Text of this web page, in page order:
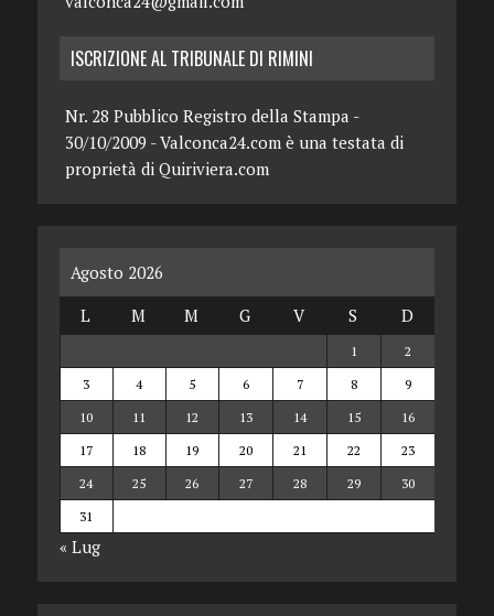
ISCRIZIONE AL TRIBUNALE DI RIMINI
Nr. 28 Pubblico Registro della Stampa -
30/10/2009 - Valconca24.com è una testata di
proprietà di Quiriviera.com
Agosto 2026
L
M M G V S D
1
2
3
4 5 6 7 8
9
10
11 12 13 14 15
16
17
18 19 20 21 22
23
24
25 26 27 28 29
30
31
« Lug